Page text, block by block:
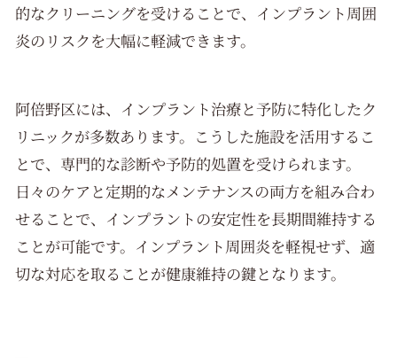
的なクリーニングを受けることで、インプラント周囲
炎のリスクを大幅に軽減できます。
阿倍野区には、インプラント治療と予防に特化したク
リニックが多数あります。こうした施設を活用するこ
とで、専門的な診断や予防的処置を受けられます。
日々のケアと定期的なメンテナンスの両方を組み合わ
せることで、インプラントの安定性を長期間維持する
ことが可能です。インプラント周囲炎を軽視せず、適
切な対応を取ることが健康維持の鍵となります。